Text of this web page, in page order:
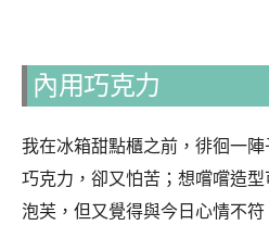
內用巧克力
我在冰箱甜點櫃之前，徘徊一
巧克力，卻又怕苦；想嚐嚐造
泡芙，但又覺得與今日心情不符